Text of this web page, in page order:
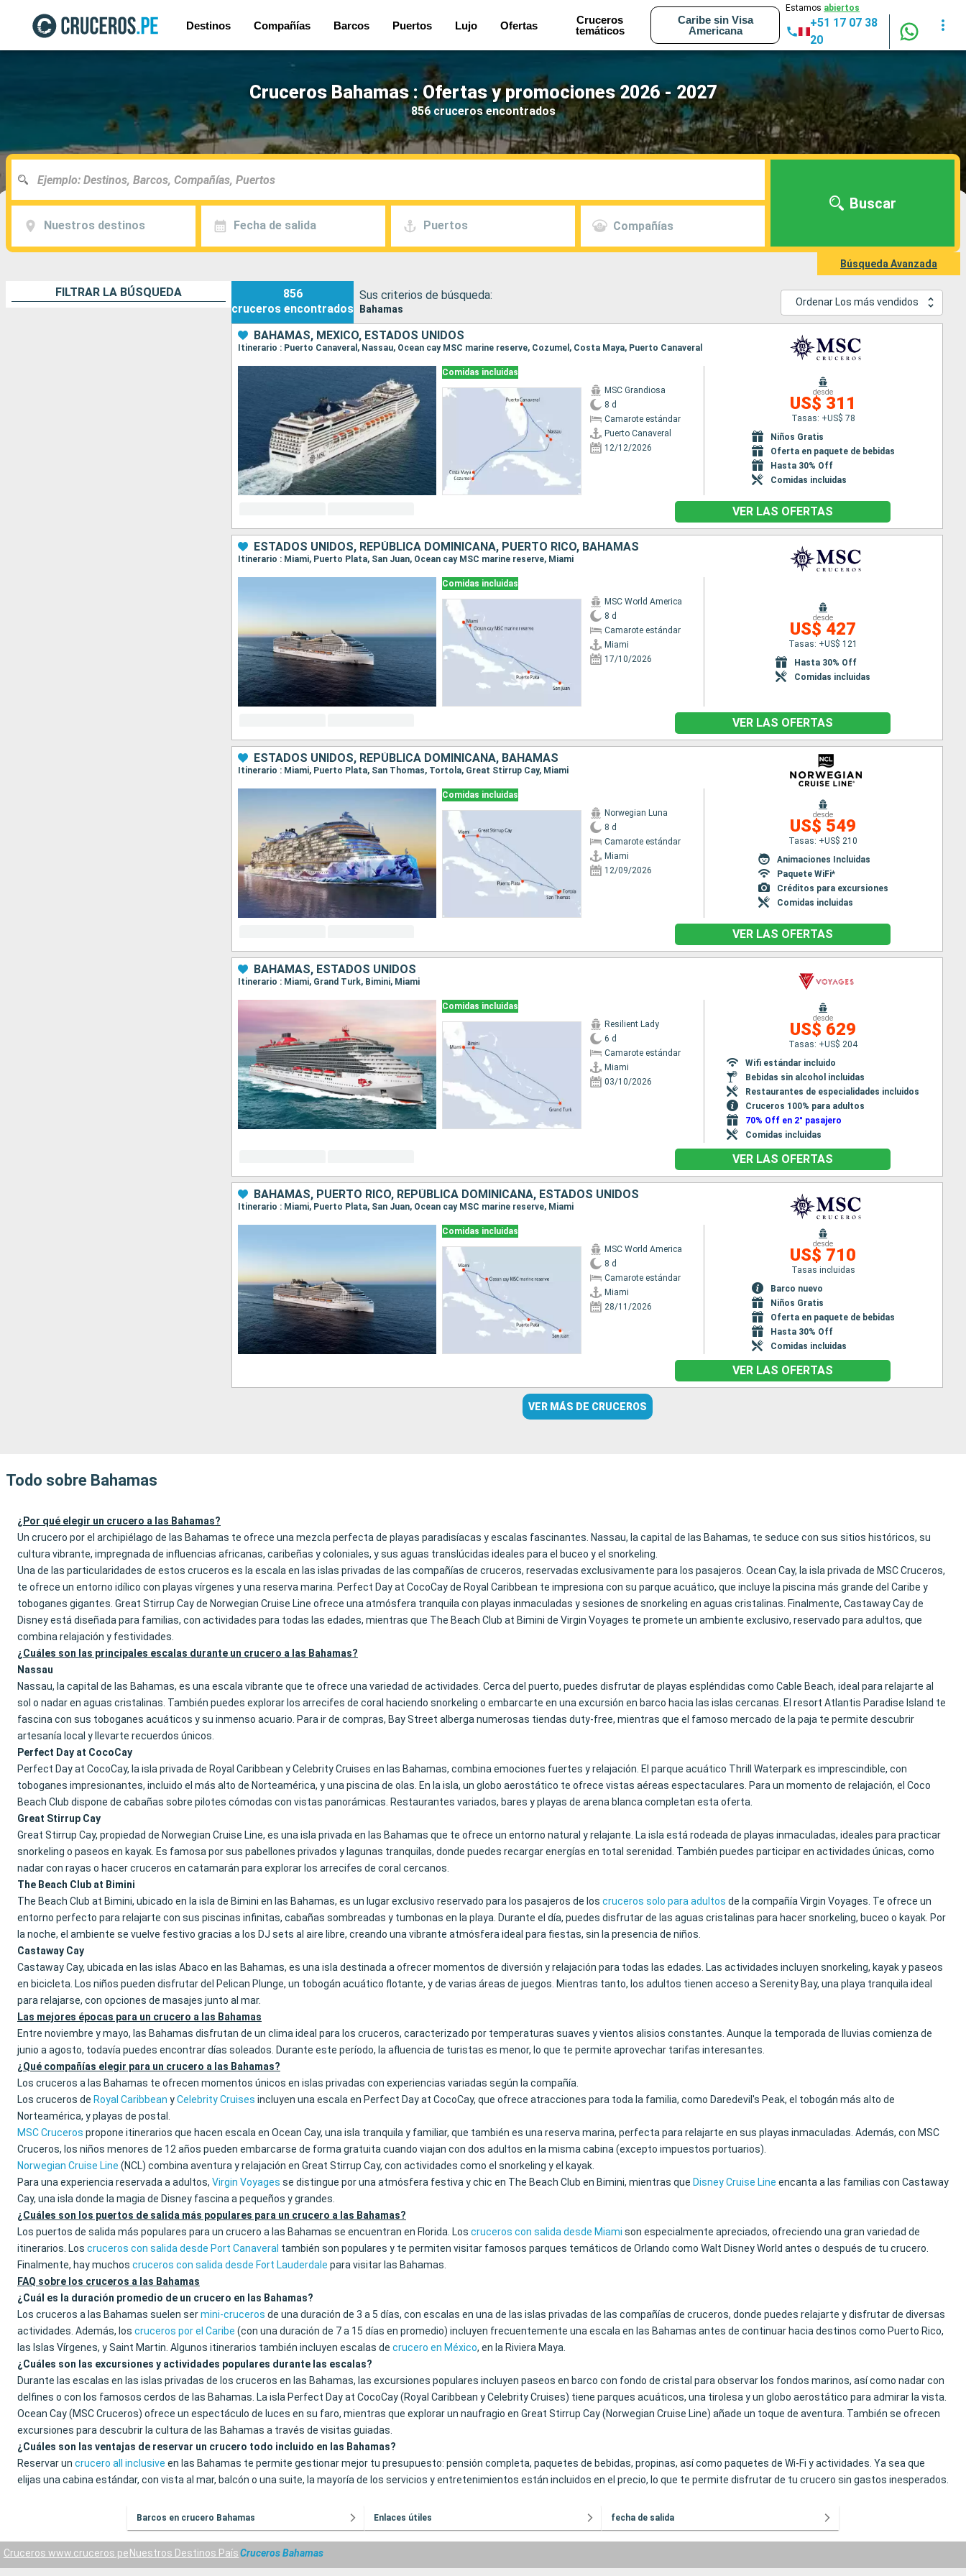
Destinos Compañías Barcos Puertos Lujo Ofertas
Cruceros
temáticos
Caribe sin Visa
Americana
Estamos abiertos
+51 17 07 38
20
Cruceros Bahamas : Ofertas y promociones 2026 - 2027
856 cruceros encontrados
Nuestros destinos Fecha de salida Puertos Compañías
Buscar
Búsqueda Avanzada
FILTRAR LA BÚSQUEDA
856
cruceros encontrados
Sus criterios de búsqueda:
Bahamas
Ordenar Los más vendidos
BAHAMAS, MÉXICO, ESTADOS UNIDOS
Itinerario : Puerto Canaveral, Nassau, Ocean cay MSC marine reserve, Cozumel, Costa Maya, Puerto Canaveral
Comidas incluidas
MSC Grandiosa
8 d
Camarote estándar
Puerto Canaveral
12/12/2026
desde
US$ 311
Tasas: +US$ 78
Niños Gratis
Oferta en paquete de bebidas
Hasta 30% Off
Comidas incluidas
VER LAS OFERTAS
ESTADOS UNIDOS, REPÚBLICA DOMINICANA, PUERTO RICO, BAHAMAS
Itinerario : Miami, Puerto Plata, San Juan, Ocean cay MSC marine reserve, Miami
Comidas incluidas
MSC World America
8 d
Camarote estándar
Miami
17/10/2026
desde
US$ 427
Tasas: +US$ 121
Hasta 30% Off
Comidas incluidas
VER LAS OFERTAS
ESTADOS UNIDOS, REPÚBLICA DOMINICANA, BAHAMAS
Itinerario : Miami, Puerto Plata, San Thomas, Tortola, Great Stirrup Cay, Miami
Comidas incluidas
Norwegian Luna
8 d
Camarote estándar
Miami
12/09/2026
desde
US$ 549
Tasas: +US$ 210
Animaciones Incluidas
Paquete WiFi*
Créditos para excursiones
Comidas incluidas
VER LAS OFERTAS
BAHAMAS, ESTADOS UNIDOS
Itinerario : Miami, Grand Turk, Bimini, Miami
Comidas incluidas
Resilient Lady
6 d
Camarote estándar
Miami
03/10/2026
desde
US$ 629
Tasas: +US$ 204
Wifi estándar incluido
Bebidas sin alcohol incluidas
Restaurantes de especialidades incluidos
Cruceros 100% para adultos
70% Off en 2° pasajero
Comidas incluidas
VER LAS OFERTAS
BAHAMAS, PUERTO RICO, REPÚBLICA DOMINICANA, ESTADOS UNIDOS
Itinerario : Miami, Puerto Plata, San Juan, Ocean cay MSC marine reserve, Miami
Comidas incluidas
MSC World America
8 d
Camarote estándar
Miami
28/11/2026
desde
US$ 710
Tasas incluidas
Barco nuevo
Niños Gratis
Oferta en paquete de bebidas
Hasta 30% Off
Comidas incluidas
VER LAS OFERTAS
VER MÁS DE CRUCEROS
Todo sobre Bahamas
¿Por qué elegir un crucero a las Bahamas?
Un crucero por el archipiélago de las Bahamas te ofrece una mezcla perfecta de playas paradisíacas y escalas fascinantes. Nassau, la capital de las Bahamas, te seduce con sus sitios históricos, su
cultura vibrante, impregnada de influencias africanas, caribeñas y coloniales, y sus aguas translúcidas ideales para el buceo y el snorkeling.
Una de las particularidades de estos cruceros es la escala en las islas privadas de las compañías de cruceros, reservadas exclusivamente para los pasajeros. Ocean Cay, la isla privada de MSC Cruceros,
te ofrece un entorno idílico con playas vírgenes y una reserva marina. Perfect Day at CocoCay de Royal Caribbean te impresiona con su parque acuático, que incluye la piscina más grande del Caribe y
toboganes gigantes. Great Stirrup Cay de Norwegian Cruise Line ofrece una atmósfera tranquila con playas inmaculadas y sesiones de snorkeling en aguas cristalinas. Finalmente, Castaway Cay de
Disney está diseñada para familias, con actividades para todas las edades, mientras que The Beach Club at Bimini de Virgin Voyages te promete un ambiente exclusivo, reservado para adultos, que
combina relajación y festividades.
¿Cuáles son las principales escalas durante un crucero a las Bahamas?
Nassau
Nassau, la capital de las Bahamas, es una escala vibrante que te ofrece una variedad de actividades. Cerca del puerto, puedes disfrutar de playas espléndidas como Cable Beach, ideal para relajarte al
sol o nadar en aguas cristalinas. También puedes explorar los arrecifes de coral haciendo snorkeling o embarcarte en una excursión en barco hacia las islas cercanas. El resort Atlantis Paradise Island te
fascina con sus toboganes acuáticos y su inmenso acuario. Para ir de compras, Bay Street alberga numerosas tiendas duty-free, mientras que el famoso mercado de la paja te permite descubrir
artesanía local y llevarte recuerdos únicos.
Perfect Day at CocoCay
Perfect Day at CocoCay, la isla privada de Royal Caribbean y Celebrity Cruises en las Bahamas, combina emociones fuertes y relajación. El parque acuático Thrill Waterpark es imprescindible, con
toboganes impresionantes, incluido el más alto de Norteamérica, y una piscina de olas. En la isla, un globo aerostático te ofrece vistas aéreas espectaculares. Para un momento de relajación, el Coco
Beach Club dispone de cabañas sobre pilotes cómodas con vistas panorámicas. Restaurantes variados, bares y playas de arena blanca completan esta oferta.
Great Stirrup Cay
Great Stirrup Cay, propiedad de Norwegian Cruise Line, es una isla privada en las Bahamas que te ofrece un entorno natural y relajante. La isla está rodeada de playas inmaculadas, ideales para practicar
snorkeling o paseos en kayak. Es famosa por sus pabellones privados y lagunas tranquilas, donde puedes recargar energías en total serenidad. También puedes participar en actividades únicas, como
nadar con rayas o hacer cruceros en catamarán para explorar los arrecifes de coral cercanos.
The Beach Club at Bimini
The Beach Club at Bimini, ubicado en la isla de Bimini en las Bahamas, es un lugar exclusivo reservado para los pasajeros de los cruceros solo para adultos de la compañía Virgin Voyages. Te ofrece un
entorno perfecto para relajarte con sus piscinas infinitas, cabañas sombreadas y tumbonas en la playa. Durante el día, puedes disfrutar de las aguas cristalinas para hacer snorkeling, buceo o kayak. Por
la noche, el ambiente se vuelve festivo gracias a los DJ sets al aire libre, creando una vibrante atmósfera ideal para fiestas, sin la presencia de niños.
Castaway Cay
Castaway Cay, ubicada en las islas Abaco en las Bahamas, es una isla destinada a ofrecer momentos de diversión y relajación para todas las edades. Las actividades incluyen snorkeling, kayak y paseos
en bicicleta. Los niños pueden disfrutar del Pelican Plunge, un tobogán acuático flotante, y de varias áreas de juegos. Mientras tanto, los adultos tienen acceso a Serenity Bay, una playa tranquila ideal
para relajarse, con opciones de masajes junto al mar.
Las mejores épocas para un crucero a las Bahamas
Entre noviembre y mayo, las Bahamas disfrutan de un clima ideal para los cruceros, caracterizado por temperaturas suaves y vientos alisios constantes. Aunque la temporada de lluvias comienza de
junio a agosto, todavía puedes encontrar días soleados. Durante este período, la afluencia de turistas es menor, lo que te permite aprovechar tarifas interesantes.
¿Qué compañías elegir para un crucero a las Bahamas?
Los cruceros a las Bahamas te ofrecen momentos únicos en islas privadas con experiencias variadas según la compañía.
Los cruceros de Royal Caribbean yCelebrity Cruises incluyen una escala en Perfect Day at CocoCay, que ofrece atracciones para toda la familia, como Daredevil's Peak, el tobogán más alto de
Norteamérica, y playas de postal.
MSC Cruceros propone itinerarios que hacen escala en Ocean Cay, una isla tranquila y familiar, que también es una reserva marina, perfecta para relajarte en sus playas inmaculadas. Además, con MSC
Cruceros, los niños menores de 12 años pueden embarcarse de forma gratuita cuando viajan con dos adultos en la misma cabina (excepto impuestos portuarios).
Norwegian Cruise Line (NCL) combina aventura y relajación en Great Stirrup Cay, con actividades como el snorkeling y el kayak.
Para una experiencia reservada a adultos, Virgin Voyages se distingue por una atmósfera festiva y chic en The Beach Club en Bimini, mientras que Disney Cruise Line encanta a las familias con Castaway
Cay, una isla donde la magia de Disney fascina a pequeños y grandes.
¿Cuáles son los puertos de salida más populares para un crucero a las Bahamas?
Los puertos de salida más populares para un crucero a las Bahamas se encuentran en Florida. Los cruceros con salida desde Miami son especialmente apreciados, ofreciendo una gran variedad de
itinerarios. Los cruceros con salida desde Port Canaveral también son populares y te permiten visitar famosos parques temáticos de Orlando como Walt Disney World antes o después de tu crucero.
Finalmente, hay muchos cruceros con salida desde Fort Lauderdale para visitar las Bahamas.
FAQ sobre los cruceros a las Bahamas
¿Cuál es la duración promedio de un crucero en las Bahamas?
Los cruceros a las Bahamas suelen sermini-cruceros de una duración de 3 a 5 días, con escalas en una de las islas privadas de las compañías de cruceros, donde puedes relajarte y disfrutar de diversas
actividades. Además, los cruceros por el Caribe (con una duración de 7 a 15 días en promedio) incluyen frecuentemente una escala en las Bahamas antes de continuar hacia destinos como Puerto Rico,
las Islas Vírgenes, y Saint Martin. Algunos itinerarios también incluyen escalas de crucero en México, en la Riviera Maya.
¿Cuáles son las excursiones y actividades populares durante las escalas?
Durante las escalas en las islas privadas de los cruceros en las Bahamas, las excursiones populares incluyen paseos en barco con fondo de cristal para observar los fondos marinos, así como nadar con
delfines o con los famosos cerdos de las Bahamas. La isla Perfect Day at CocoCay (Royal Caribbean y Celebrity Cruises) tiene parques acuáticos, una tirolesa y un globo aerostático para admirar la vista.
Ocean Cay (MSC Cruceros) ofrece un espectáculo de luces en su faro, mientras que explorar un naufragio en Great Stirrup Cay (Norwegian Cruise Line) añade un toque de aventura. También se ofrecen
excursiones para descubrir la cultura de las Bahamas a través de visitas guiadas.
¿Cuáles son las ventajas de reservar un crucero todo incluido en las Bahamas?
Reservar un crucero all inclusive en las Bahamas te permite gestionar mejor tu presupuesto: pensión completa, paquetes de bebidas, propinas, así como paquetes de Wi-Fi y actividades. Ya sea que
elijas una cabina estándar, con vista al mar, balcón o una suite, la mayoría de los servicios y entretenimientos están incluidos en el precio, lo que te permite disfrutar de tu crucero sin gastos inesperados.
Barcos en crucero Bahamas Enlaces útiles fecha de salida
Cruceros www.cruceros.pe Nuestros Destinos PaísCruceros Bahamas